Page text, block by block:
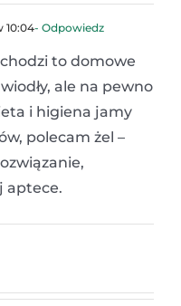
10:04- Odpowiedz
to domowe
ale na pewno
i higiena jamy
polecam żel –
aptece.